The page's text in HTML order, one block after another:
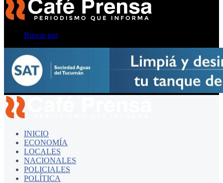
Buscar por
INICIO
ECONOMÍA
LOCALES
NACIONALES
POLICIALES
POLÍTICA